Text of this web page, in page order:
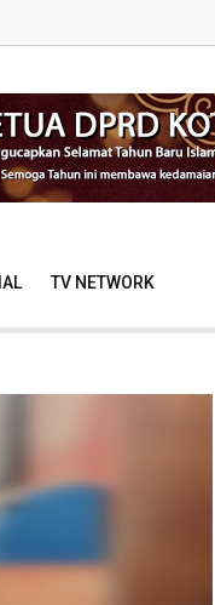
TV NETWORK